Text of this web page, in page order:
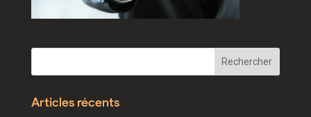
Articles récents